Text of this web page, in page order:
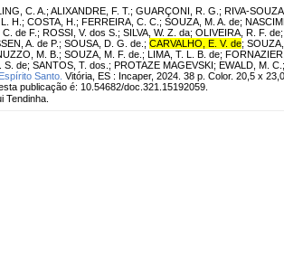
C. A. ; ALIXANDRE, F. T. ; GUARÇONI, R. G. ; RIVA-
H. ; COSTA, H. ; FERREIRA, C. C. ; SOUZA, M. A. de;
de F. ; ROSSI, V. dos S. ; SILVA, W. Z. da; OLIVEIRA, R. F. de;
A. de P. ; SOUSA, D. G. de. ; CARVALHO, E. V. de;
M. B. ; SOUZA, M. F. de. ; LIMA, T. L. B. de; FORNAZIER,
S. de; SANTOS, T. dos. ; PROTAZE MAGEVSKI; EWALD, M. C. ;
Santo. Vitória, ES : Incaper, 2024. 38 p. Color. 20,5 x
publicação é: 10.54682/doc.321.15192059.
Tendinha.